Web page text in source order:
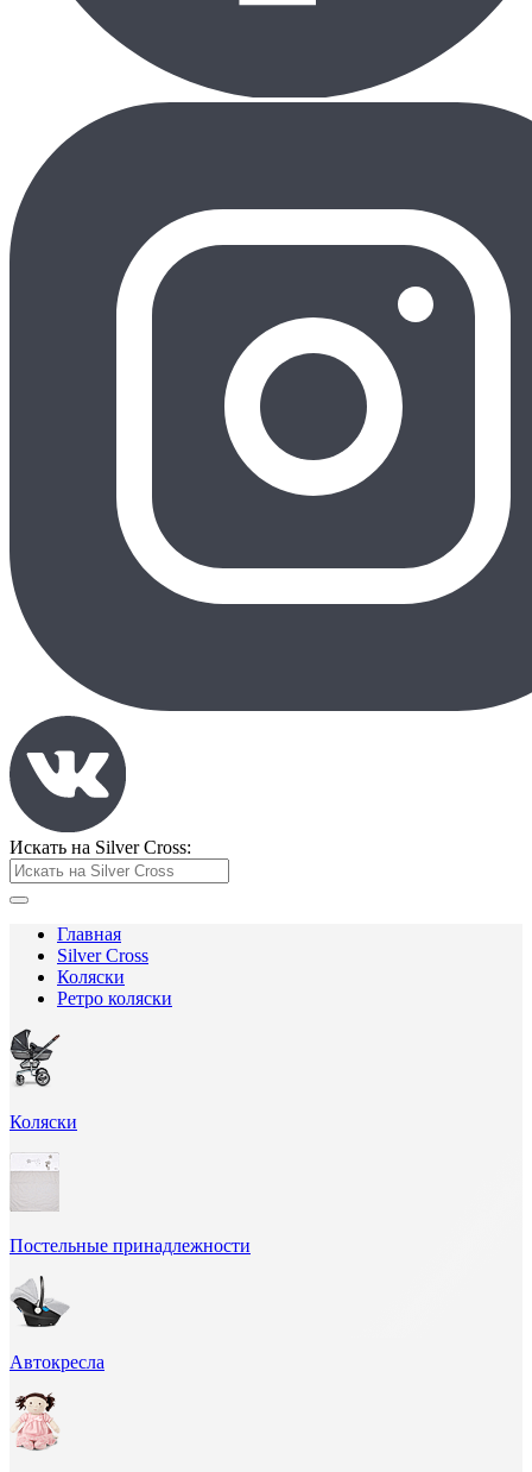
Искать на Silver Cross:
Главная
Silver Cross
Коляски
Ретро коляски
Коляски
Постельные принадлежности
Автокресла